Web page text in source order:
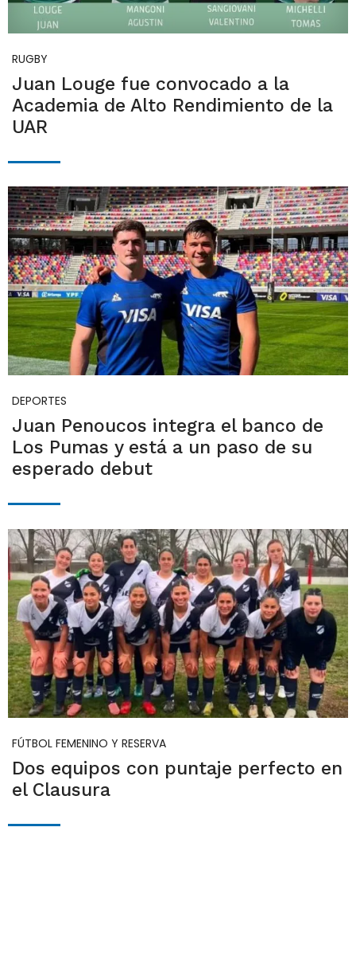
RUGBY
Juan Louge fue convocado a la
Academia de Alto Rendimiento de la
UAR
DEPORTES
Juan Penoucos integra el banco de
Los Pumas y está a un paso de su
esperado debut
FÚTBOL FEMENINO Y RESERVA
Dos equipos con puntaje perfecto en
el Clausura